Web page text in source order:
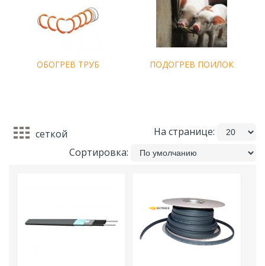
ОБОГРЕВ ТРУБ ПОДОГРЕВ ПОИЛОК
сеткой
На странице:
Сортировка: